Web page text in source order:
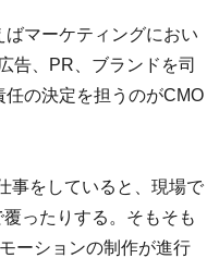
マーケティングにおい
告、PR、ブランドを司
の決定を担うのがCMO
事をしていると、現場で
ったりする。そもそも
ーションの制作が進行